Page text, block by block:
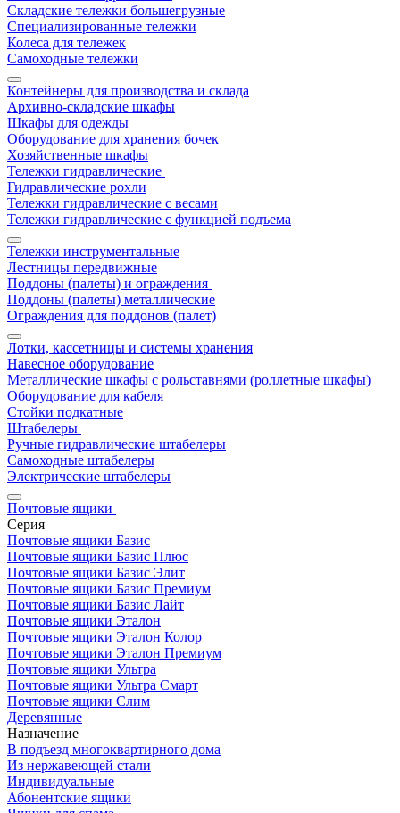
Складские тележки большегрузные
Специализированные тележки
Колеса для тележек
Самоходные тележки
Контейнеры для производства и склада
Архивно-складские шкафы
Шкафы для одежды
Оборудование для хранения бочек
Хозяйственные шкафы
Тележки гидравлические
Гидравлические рохли
Тележки гидравлические с весами
Тележки гидравлические с функцией подъема
Тележки инструментальные
Лестницы передвижные
Поддоны (палеты) и ограждения
Поддоны (палеты) металлические
Ограждения для поддонов (палет)
Лотки, кассетницы и системы хранения
Навесное оборудование
Металлические шкафы с рольставнями (роллетные шкафы)
Оборудование для кабеля
Стойки подкатные
Штабелеры
Ручные гидравлические штабелеры
Самоходные штабелеры
Электрические штабелеры
Почтовые ящики
Серия
Почтовые ящики Базис
Почтовые ящики Базис Плюс
Почтовые ящики Базис Элит
Почтовые ящики Базис Премиум
Почтовые ящики Базис Лайт
Почтовые ящики Эталон
Почтовые ящики Эталон Колор
Почтовые ящики Эталон Премиум
Почтовые ящики Ультра
Почтовые ящики Ультра Смарт
Почтовые ящики Слим
Деревянные
Назначение
В подъезд многоквартирного дома
Из нержавеющей стали
Индивидуальные
Абонентские ящики